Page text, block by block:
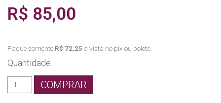
R$ 85,00
Pague somente R$ 72,25 à vista no pix ou boleto.
Quantidade
COMPRAR